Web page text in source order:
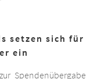
setzen sich für
ein
Spendenübergabe